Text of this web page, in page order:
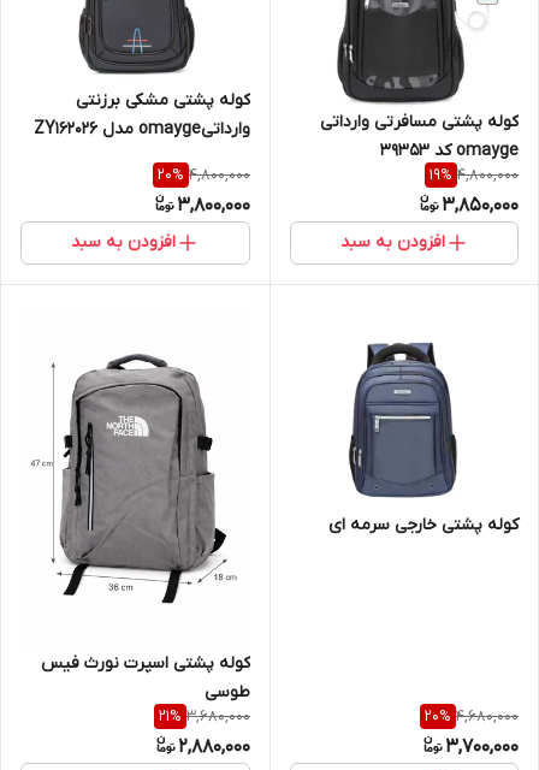
کوله پشتی مسافرتی وارداتی
omayge کد 39353
4,800,000
19%
3,850,000
افزودن به سبد
کوله پشتی مشکی برزنتی
وارداتیomayge مدل ZY162026
با پارت لپتاپ
4,800,000
20%
3,800,000
افزودن به سبد
کوله پشتی خارجی سرمه ای
4,680,000
20%
3,700,000
کوله پشتی اسپرت نورث فیس
طوسی
3,680,000
21%
2,880,000